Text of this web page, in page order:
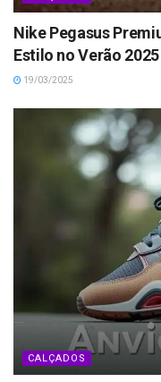
Nike Pegasus
Estilo no Verão 2025
19/03/2025
CALÇADOS